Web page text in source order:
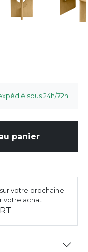
sous 24h/72h
panier
sur votre prochaine
votre achat